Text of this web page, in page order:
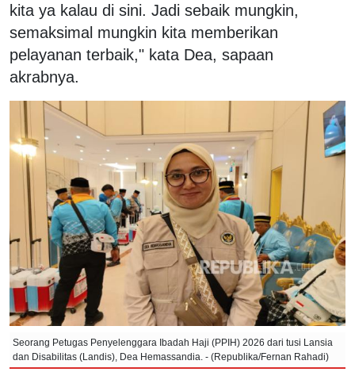
kita ya kalau di sini. Jadi sebaik mungkin,
semaksimal mungkin kita memberikan
pelayanan terbaik," kata Dea, sapaan
akrabnya.
Seorang Petugas Penyelenggara Ibadah Haji (PPIH) 2026 dari tusi Lansia
dan Disabilitas (Landis), Dea Hemassandia. - (Republika/Fernan Rahadi)